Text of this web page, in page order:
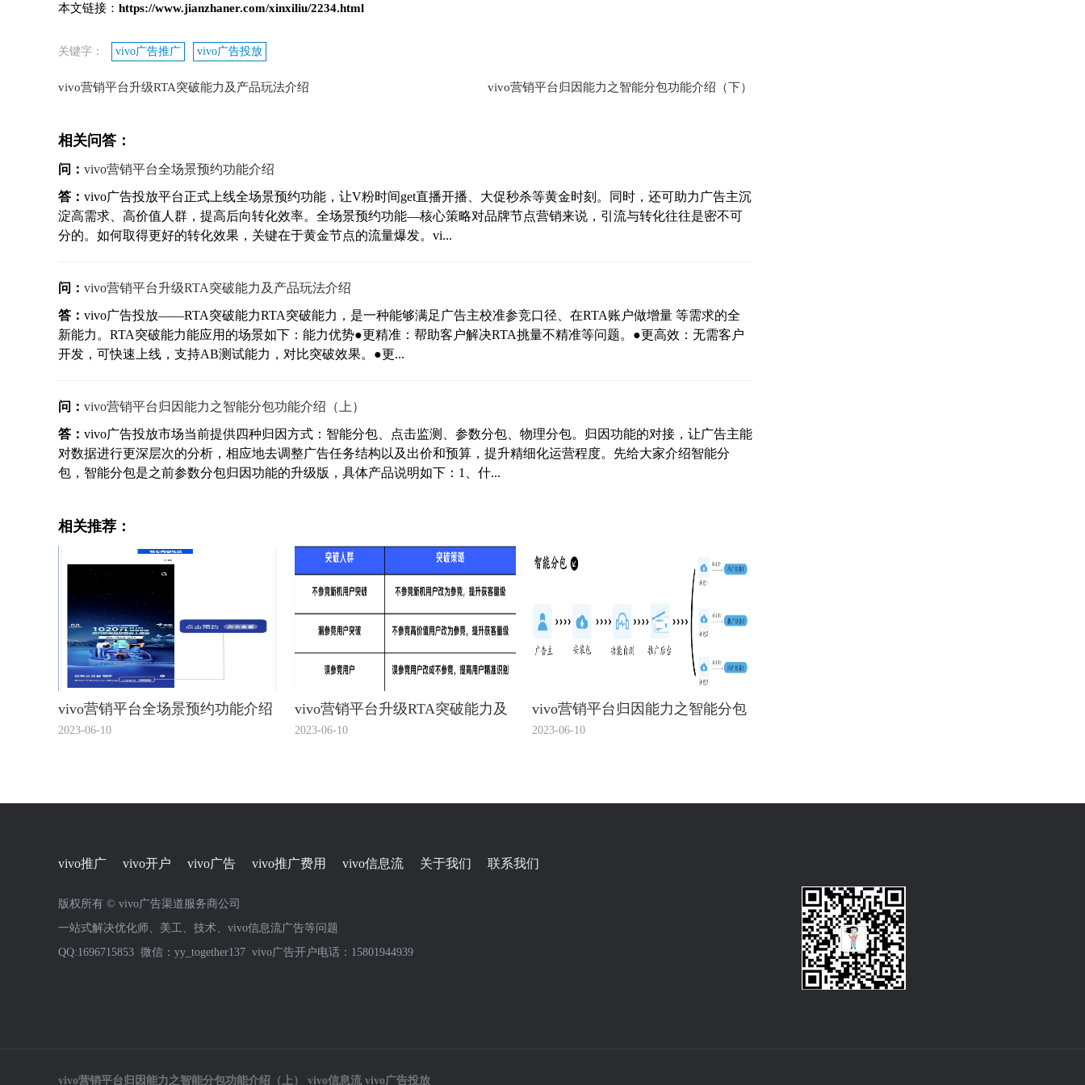
本文链接： https://www.jianzhaner.com/xinxiliu/2234.html
关键字： vivo广告推广 vivo广告投放
vivo营销平台升级RTA突破能力及产品玩法介绍 vivo营销平台归因能力之智能分包功能介绍（下）
相关问答：
问： vivo营销平台全场景预约功能介绍
答： vivo广告投放平台正式上线全场景预约功能，让V粉时间get直播开播、大促秒杀等黄金时刻。同时，还可助力广告主沉
淀高需求、高价值人群，提高后向转化效率。全场景预约功能—核心策略对品牌节点营销来说，引流与转化往往是密不可
分的。如何取得更好的转化效果，关键在于黄金节点的流量爆发。vi...
问： vivo营销平台升级RTA突破能力及产品玩法介绍
答： vivo广告投放——RTA突破能力RTA突破能力，是一种能够满足广告主校准参竞口径、在RTA账户做增量 等需求的全
新能力。RTA突破能力能应用的场景如下：能力优势●更精准：帮助客户解决RTA挑量不精准等问题。●更高效：无需客户
开发，可快速上线，支持AB测试能力，对比突破效果。●更...
问： vivo营销平台归因能力之智能分包功能介绍（上）
答： vivo广告投放市场当前提供四种归因方式：智能分包、点击监测、参数分包、物理分包。归因功能的对接，让广告主能
对数据进行更深层次的分析，相应地去调整广告任务结构以及出价和预算，提升精细化运营程度。先给大家介绍智能分
包，智能分包是之前参数分包归因功能的升级版，具体产品说明如下：1、什...
相关推荐：
vivo营销平台全场景预约功能介绍
2023-06-10
vivo营销平台升级RTA突破能力及
产品玩法介绍
2023-06-10
vivo营销平台归因能力之智能分包
功能介绍（上）
2023-06-10
vivo推广 vivo开户 vivo广告 vivo推广费用 vivo信息流 关于我们 联系我们
版权所有 © vivo广告渠道服务商公司
一站式解决优化师、美工、技术、vivo信息流广告等问题
QQ:1696715853 微信：yy_together137 vivo广告开户电话：15801944939
vivo营销平台归因能力之智能分包功能介绍（上） vivo信息流 vivo广告投放